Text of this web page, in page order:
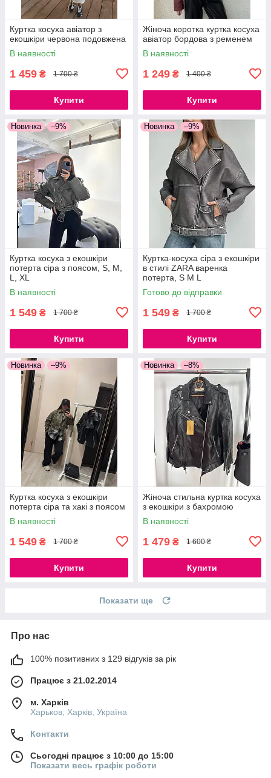
Куртка косуха авіатор з
екошкіри червона подовжена
В наявності
1 459 ₴ 1 700 ₴
Купити
Жіноча коротка куртка косуха
авіатор бордова з ременем
В наявності
1 249 ₴ 1 400 ₴
Купити
Новинка –9%
Куртка косуха з екошкіри
потерта сіра з поясом, S, M,
L, XL
В наявності
1 549 ₴ 1 700 ₴
Купити
Новинка –9%
Куртка-косуха сіра з екошкіри
в стилі ZARA варенка
потерта, S M L
Готово до відправки
1 549 ₴ 1 700 ₴
Купити
Новинка –9%
Куртка косуха з екошкіри
потерта сіра та хакі з поясом
В наявності
1 549 ₴ 1 700 ₴
Купити
Новинка –8%
Жіноча стильна куртка косуха
з екошкіри з бахромою
В наявності
1 479 ₴ 1 600 ₴
Купити
Показати ще
Про нас
100% позитивних з 129 відгуків за рік
Працює з 21.02.2014
м. Харків
Харьков, Харків, Україна
Контакти
Сьогодні працює з 10:00 до 15:00
Показати весь графік роботи